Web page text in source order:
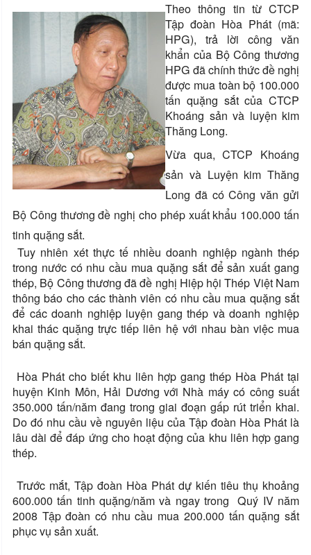
Theo thông tin từ CTCP
Tập đoàn Hòa Phát (mã:
HPG), trả lời công văn
khẩn của Bộ Công thương
HPG đã chính thức đề nghị
được mua toàn bộ 100.000
tấn quặng sắt của CTCP
Khoáng sản và luyện kim
Thăng Long.
Vừa qua, CTCP Khoáng
sản và Luyện kim Thăng
Long đã có Công văn gửi
Bộ Công thương đề nghị cho phép xuất khẩu 100.000 tấn
tinh quặng sắt.
Tuy nhiên xét thực tế nhiều doanh nghiệp ngành thép
trong nước có nhu cầu mua quặng sắt để sản xuất gang
thép, Bộ Công thương đã đề nghị Hiệp hội Thép Việt Nam
thông báo cho các thành viên có nhu cầu mua quặng sắt
để các doanh nghiệp luyện gang thép và doanh nghiệp
khai thác quặng trực tiếp liên hệ với nhau bàn việc mua
bán quặng sắt.
Hòa Phát cho biết khu liên hợp gang thép Hòa Phát tại
huyện Kinh Môn, Hải Dương với Nhà máy có công suất
350.000 tấn/năm đang trong giai đoạn gấp rút triển khai.
Do đó nhu cầu về nguyên liệu của Tập đoàn Hòa Phát là
lâu dài để đáp ứng cho hoạt động của khu liên hợp gang
thép.
Trước mắt, Tập đoàn Hòa Phát dự kiến tiêu thụ khoảng
600.000 tấn tinh quặng/năm và ngay trong Quý IV năm
2008 Tập đoàn có nhu cầu mua 200.000 tấn quặng sắt
phục vụ sản xuất.